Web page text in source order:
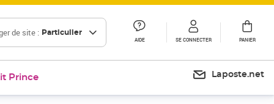
de site : Particulier
AIDE SE CONNECTER PANIER
Prince Laposte.net